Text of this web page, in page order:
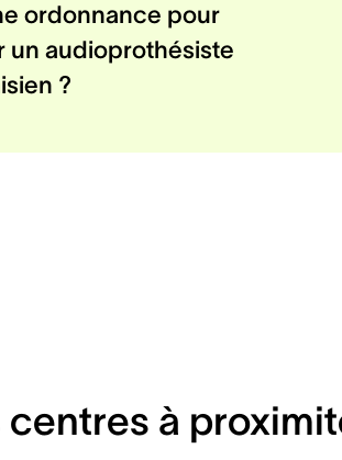
ordonnance pour
un audioprothésiste
?
centres à